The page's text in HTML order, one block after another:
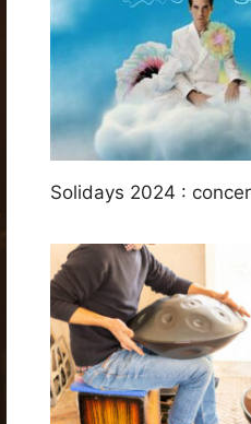
Solidays 2024 :